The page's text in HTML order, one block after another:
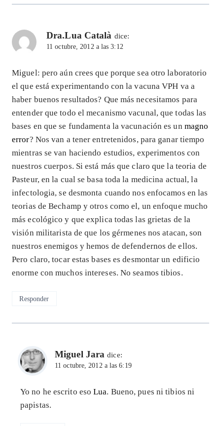
Dra.Lua Català dice:
11 octubre, 2012 a las 3:12
Miguel: pero aún crees que porque sea otro laboratorio
el que está experimentando con la vacuna VPH va a
haber buenos resultados? Que más necesitamos para
entender que todo el mecanismo vacunal, que todas las
bases en que se fundamenta la vacunación es un magno
error? Nos van a tener entretenidos, para ganar tiempo
mientras se van haciendo estudios, experimentos con
nuestros cuerpos. Si está más que claro que la teoria de
Pasteur, en la cual se basa toda la medicina actual, la
infectologia, se desmonta cuando nos enfocamos en las
teorias de Bechamp y otros como el, un enfoque mucho
más ecológico y que explica todas las grietas de la
visión militarista de que los gérmenes nos atacan, son
nuestros enemigos y hemos de defendernos de ellos.
Pero claro, tocar estas bases es desmontar un edificio
enorme con muchos intereses. No seamos tibios.
Responder
Miguel Jara dice:
11 octubre, 2012 a las 6:19
Yo no he escrito esoLua. Bueno, pues ni tibios ni
papistas.